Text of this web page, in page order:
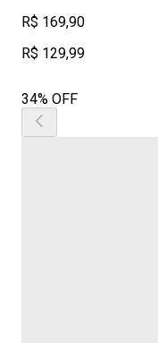
R$ 169,90
R$ 129,99
34% OFF